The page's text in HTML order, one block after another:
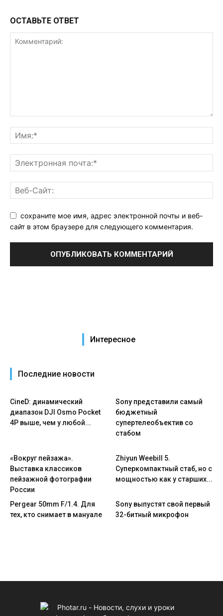
ОСТАВЬТЕ ОТВЕТ
сохраните мое имя, адрес электронной почты и веб-
сайт в этом браузере для следующего комментария.
Интересное
Последние новости
CineD: динамический
диапазон DJI Osmo Pocket
4P выше, чем у любой...
Sony представили самый
бюджетный
супертелеобъектив со
стабом
«Вокруг пейзажа».
Выставка классиков
пейзажной фотографии
России
Zhiyun Weebill 5.
Cуперкомпактный стаб, но с
мощностью как у старших...
Pergear 50mm F/1.4. Для
тех, кто снимает в мануале
Sony выпустят свой первый
32-битный микрофон